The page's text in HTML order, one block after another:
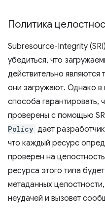
Политика
Subresource-Integrity
убедиться, что
действительно
они загружают. Однако в
способа гарантировать,
проверены с помощью
Policy дает
что каждый ресурс
проверен на
ресурса этого типа
метаданных
неудачей и вызовет